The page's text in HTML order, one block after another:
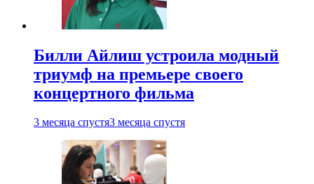
Билли Айлиш устроила модный
триумф на премьере своего
концертного фильма
3 месяца спустя3 месяца спустя